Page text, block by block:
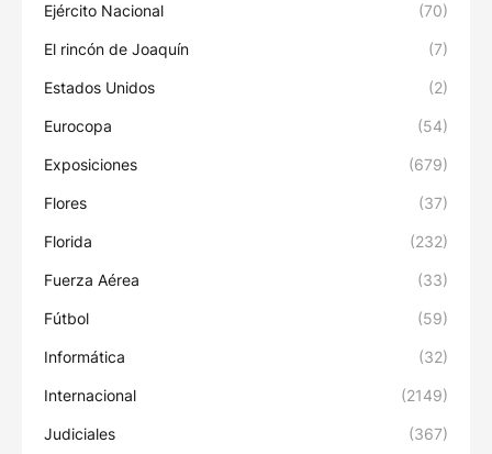
Ejército Nacional (70)
El rincón de Joaquín (7)
Estados Unidos (2)
Eurocopa (54)
Exposiciones (679)
Flores (37)
Florida (232)
Fuerza Aérea (33)
Fútbol (59)
Informática (32)
Internacional (2149)
Judiciales (367)